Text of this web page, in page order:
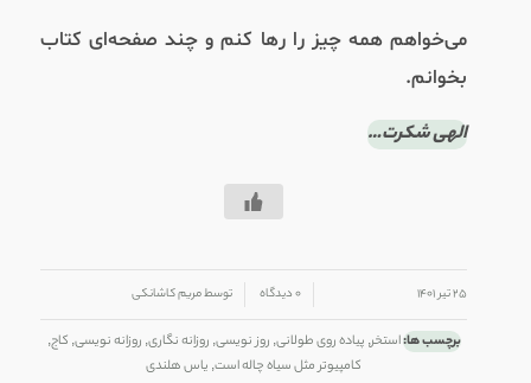
می‌خواهم همه چیز را رها کنم و چند صفحه‌ای کتاب
بخوانم.
الهی شکرت…
۲۵ تیر ۱۴۰۱ ۰ دیدگاه توسطمریم کاشانکی
برچسب ها:استخر, پیاده روی طولانی, روز نویسی, روزانه نگاری, روزانه نویسی, کاج,
کامپیوتر مثل سیاه چاله است, یاس هلندی